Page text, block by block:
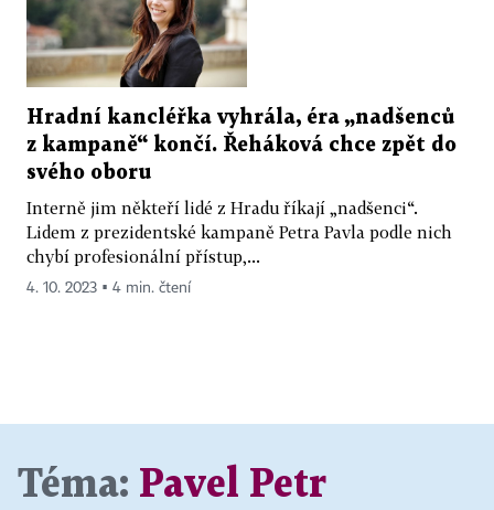
Hradní kancléřka vyhrála, éra „nadšenců
z kampaně“ končí. Řeháková chce zpět do
svého oboru
Interně jim někteří lidé z Hradu říkají „nadšenci“.
Lidem z prezidentské kampaně Petra Pavla podle nich
chybí profesionální přístup,...
4. 10. 2023 ▪ 4 min. čtení
Téma: Pavel Petr